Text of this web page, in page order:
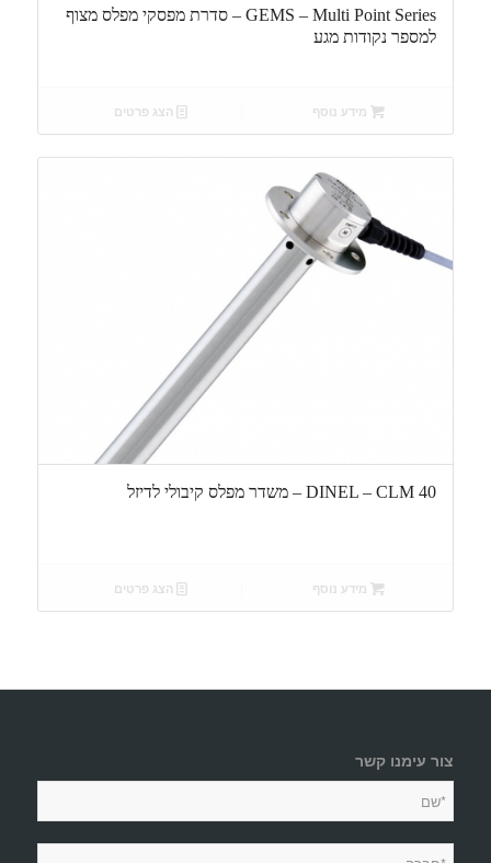
GEMS – Multi Point Series – סדרת מפסקי מפלס מצוף
למספר נקודות מגע
מידע נוסף הצג פרטים
DINEL – CLM 40 – משדר מפלס קיבולי לדיזל
מידע נוסף הצג פרטים
צור עימנו קשר